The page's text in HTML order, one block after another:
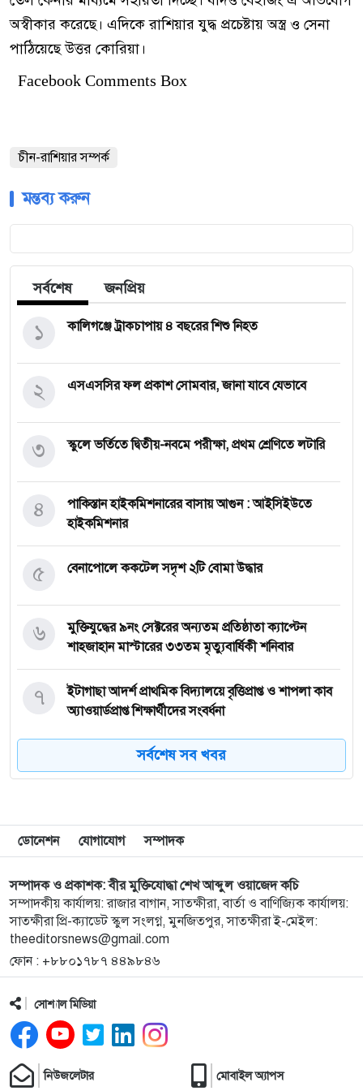
অস্বীকার করেছে। এদিকে রাশিয়ার যুদ্ধ প্রচেষ্টায় অস্ত্র ও সেনা
পাঠিয়েছে উত্তর কোরিয়া।
Facebook Comments Box
চীন-রাশিয়ার সম্পর্ক
মন্তব্য করুন
সর্বশেষ জনপ্রিয়
কালিগঞ্জে ট্রাকচাপায় ৪ বছরের শিশু নিহত
১
এসএসসির ফল প্রকাশ সোমবার, জানা যাবে যেভাবে
২
স্কুলে ভর্তিতে দ্বিতীয়-নবমে পরীক্ষা, প্রথম শ্রেণিতে লটারি
৩
পাকিস্তান হাইকমিশনারের বাসায় আগুন : আইসিইউতে
হাইকমিশনার
৪
বেনাপোলে ককটেল সদৃশ ২টি বোমা উদ্ধার
৫
মুক্তিযুদ্ধের ৯নং সেক্টরের অন্যতম প্রতিষ্ঠাতা ক্যাপ্টেন
শাহজাহান মাস্টারের ৩৩তম মৃত্যুবার্ষিকী শনিবার
৬
ইটাগাছা আদর্শ প্রাথমিক বিদ্যালয়ে বৃত্তিপ্রাপ্ত ও শাপলা কাব
অ্যাওয়ার্ডপ্রাপ্ত শিক্ষার্থীদের সংবর্ধনা
৭
বিদ্যুতের ভূতুড়ে বিল ও দ্রব্যমূল্যের ঊর্ধ্বগতির প্রতিবাদে
সাতক্ষীরায় ১১ দলের মানববন্ধন কর্মসূচি
৯
মাদক ও অনলাইন জুয়ার সাথে জড়িতদের ছাড় নেই:
খুলনার পুলিশ সুপার
১০
বেনাপোল চেকপোস্টে স্বর্ণসহ এক পাসপোর্ট যাত্রী আটক
১১
সাতক্ষীরায় ৬ কোটি টাকার সিনথেটিক মাদক ‘কুশ’ জব্দ,
আটক ১
১২
‘র‌্যাব’ বিলুপ্ত করে আসছে ‘স্পেশাল রেসপন্স ব্যাটালিয়ন’
১৩
সর্বশেষ সব খবর
ডোনেশন যোগাযোগ সম্পাদক
সম্পাদক ও প্রকাশক: বীর মুক্তিযোদ্ধা শেখ আব্দুল ওয়াজেদ কচি
সম্পাদকীয় কার্যালয়: রাজার বাগান, সাতক্ষীরা, বার্তা ও বাণিজ্যিক কার্যালয়:
সাতক্ষীরা প্রি-ক্যাডেট স্কুল সংলগ্ন, মুনজিতপুর, সাতক্ষীরা ই-মেইল:
theeditorsnews@gmail.com
ফোন : +৮৮০১৭৮৭ ৪৪৯৮৪৬
সোশ্যাল মিডিয়া
নিউজলেটার মোবাইল অ্যাপস